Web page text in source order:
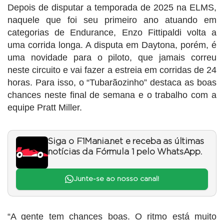
Depois de disputar a temporada de 2025 na ELMS,
naquele que foi seu primeiro ano atuando em
categorias de Endurance, Enzo Fittipaldi volta a
uma corrida longa. A disputa em Daytona, porém, é
uma novidade para o piloto, que jamais correu
neste circuito e vai fazer a estreia em corridas de 24
horas. Para isso, o “Tubarãozinho” destaca as boas
chances neste final de semana e o trabalho com a
equipe Pratt Miller.
Siga o F1Mania.net e receba as últimas
notícias da Fórmula 1 pelo WhatsApp.
Junte-se ao nosso canal!
“A gente tem chances boas. O ritmo está muito